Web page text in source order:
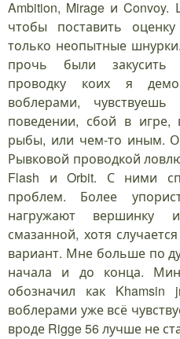
Ambition, Mirage и
чтобы поставить
только неопытные
прочь были
проводку коих я
воблерами,
поведении, сбой в
рыбы, или чем-то иным.
Рывковой проводкой
Flash и Orbit. С ними
проблем. Более
нагружают вершинку
смазанной, хотя
вариант. Мне больше по
начала и до конца.
обозначил как
воблерами уже всё
вроде Rigge 56 лучше не